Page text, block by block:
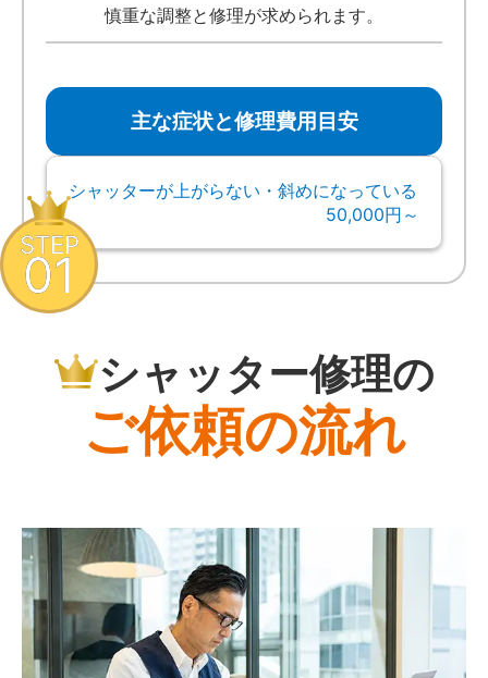
慎重な調整と修理が求められます。
主な症状と修理費用目安
シャッターが上がらない・斜めになっている
50,000円～
シャッター修理の
ご依頼の流れ
STEP
01